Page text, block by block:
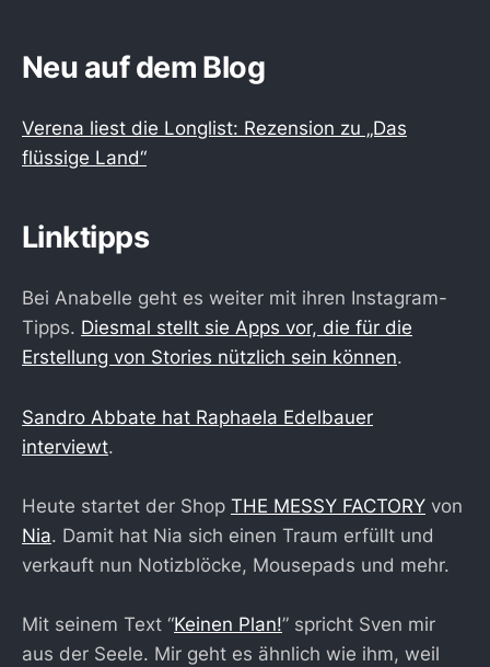
Neu auf dem Blog
Verena liest die Longlist: Rezension zu „Das
flüssige Land“
Linktipps
Bei Anabelle geht es weiter mit ihren Instagram-
Tipps. Diesmal stellt sie Apps vor, die für die
Erstellung von Stories nützlich sein können.
Sandro Abbate hat Raphaela Edelbauer
interviewt.
Heute startet der Shop THE MESSY FACTORY von
Nia. Damit hat Nia sich einen Traum erfüllt und
verkauft nun Notizblöcke, Mousepads und mehr.
Mit seinem Text “Keinen Plan!” spricht Sven mir
aus der Seele. Mir geht es ähnlich wie ihm, weil